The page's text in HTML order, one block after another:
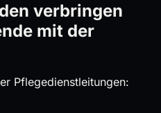
verbringen
mit der
Pflegedienstleitungen: